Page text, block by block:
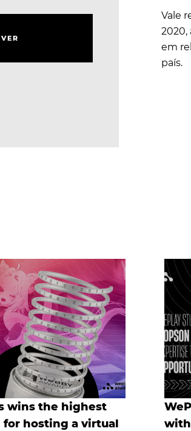
Vale
2020,
em
país.
VER
wins the highest
hosting a virtual